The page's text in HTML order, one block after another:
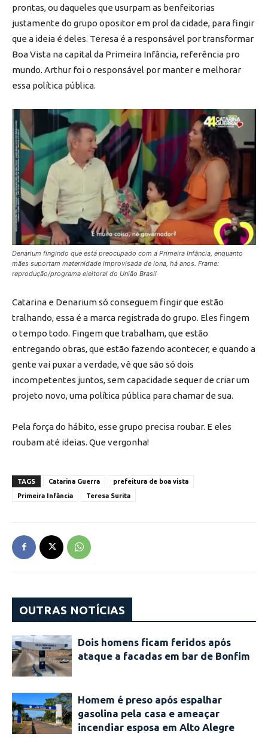
prontas, ou daqueles que usurpam as benfeitorias
justamente do grupo opositor em prol da cidade, para fingir
que a ideia é deles. Teresa é a responsável por transformar
Boa Vista na capital da Primeira Infância, referência pro
mundo. Arthur foi o responsável por manter e melhorar
essa política pública.
Denarium fingindo que está preocupado com a Primeira Infância, enquanto
mães suportam maternidade improvisada de lona, há anos. Frame:
reprodução/programa eleitoral do União Brasil
Catarina e Denarium só conseguem fingir que estão
tralhando, essa é a marca registrada do grupo. Eles fingem
o tempo todo. Fingem que trabalham, que estão
entregando obras, que estão fazendo acontecer, e quando a
gente vai puxar a verdade, vê que são só dois
incompetentes juntos, sem capacidade sequer de criar um
projeto novo, uma política pública para chamar de sua.
Pela força do hábito, esse grupo precisa roubar. E eles
roubam até ideias. Que vergonha!
TAGS Catarina Guerra
prefeitura de boa vista
Primeira Infância
Teresa Surita
OUTRAS NOTÍCIAS
Dois homens ficam feridos após
ataque a facadas em bar de Bonfim
Homem é preso após espalhar
gasolina pela casa e ameaçar
incendiar esposa em Alto Alegre